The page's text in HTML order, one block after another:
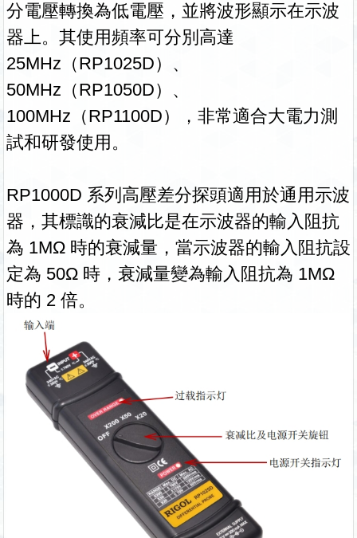
分電壓轉換為低電壓，並將波形顯示在示波
器上。其使用頻率可分別高達
25MHz（RP1025D）、
50MHz（RP1050D）、
100MHz（RP1100D），非常適合大電力測
試和研發使用。
RP1000D 系列高壓差分探頭適用於通用示波
器，其標識的衰減比是在示波器的輸入阻抗
為 1MΩ 時的衰減量，當示波器的輸入阻抗設
定為 50Ω 時，衰減量變為輸入阻抗為 1MΩ
時的 2 倍。